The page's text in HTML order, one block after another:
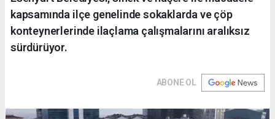
kapsamında ilçe genelinde sokaklarda ve çöp
konteynerlerinde ilaçlama çalışmalarını aralıksız
sürdürüyor.
ABONE OL